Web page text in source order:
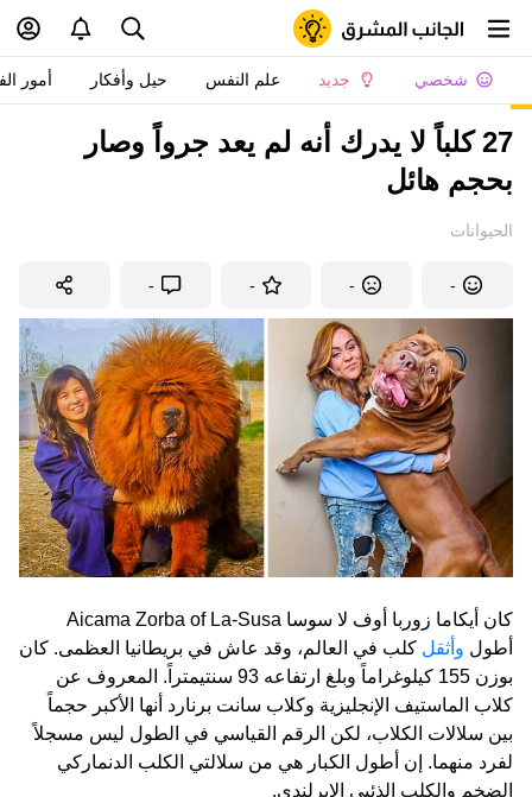
شخصي جديد علم النفس حيل وأفكار أمور
27 كلباً لا يدرك أنه لم يعد جرواً وصار
بحجم هائل
الحيوانات
-
-
-
-
كان أيكاما زوربا أوف لا سوسا Aicama Zorba of La-Susa
أطول وأثقل كلب في العالم، وقد عاش في بريطانيا العظمى. كان
بوزن 155 كيلوغراماً وبلغ ارتفاعه 93 سنتيمتراً. المعروف عن
كلاب الماستيف الإنجليزية وكلاب سانت برنارد أنها الأكبر حجماً
بين سلالات الكلاب، لكن الرقم القياسي في الطول ليس مسجلاً
لفرد منهما. إن أطول الكبار هي من سلالتي الكلب الدنماركي
الضخم والكلب الذئبي الإيرلندي.